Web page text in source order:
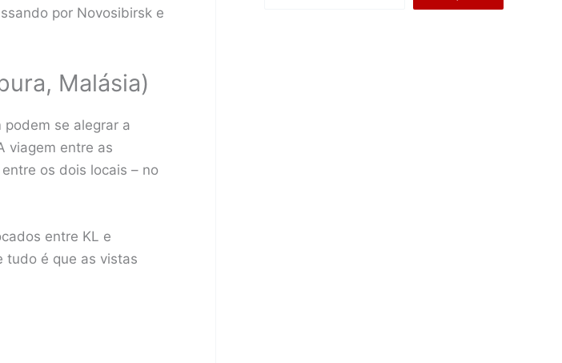
por Novosibirsk e
Malásia)
se alegrar a
viagem entre as
os dois locais – no
entre KL e
tudo é que as vistas